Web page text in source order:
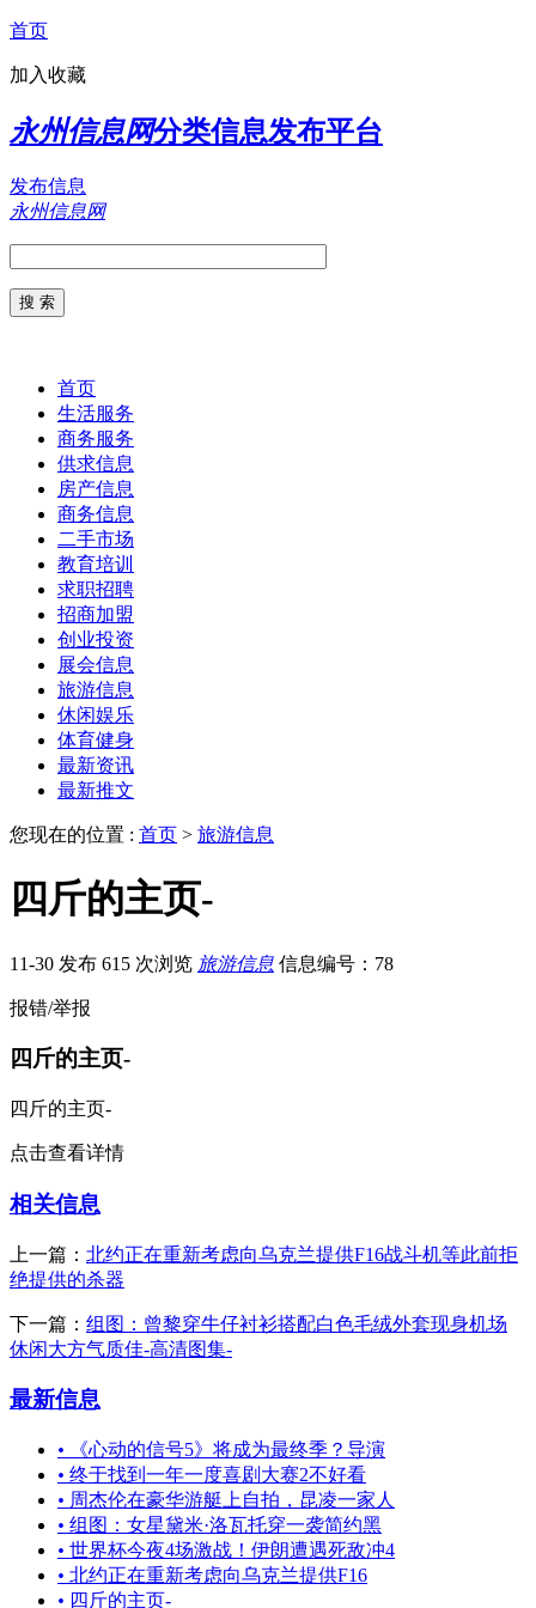
首页
加入收藏
永州信息网分类信息发布平台
发布信息
永州信息网
首页
生活服务
商务服务
供求信息
房产信息
商务信息
二手市场
教育培训
求职招聘
招商加盟
创业投资
展会信息
旅游信息
休闲娱乐
体育健身
最新资讯
最新推文
您现在的位置 : 首页 > 旅游信息
四斤的主页-
11-30 发布 615 次浏览 旅游信息 信息编号：78
报错/举报
四斤的主页-
四斤的主页-
点击查看详情
相关信息
上一篇： 北约正在重新考虑向乌克兰提供F16战斗机等此前拒
绝提供的杀器
下一篇： 组图：曾黎穿牛仔衬衫搭配白色毛绒外套现身机场
休闲大方气质佳-高清图集-
最新信息
• 《心动的信号5》将成为最终季？导演
• 终于找到一年一度喜剧大赛2不好看
• 周杰伦在豪华游艇上自拍，昆凌一家人
• 组图：女星黛米·洛瓦托穿一袭简约黑
• 世界杯今夜4场激战！伊朗遭遇死敌冲4
• 北约正在重新考虑向乌克兰提供F16
• 四斤的主页-